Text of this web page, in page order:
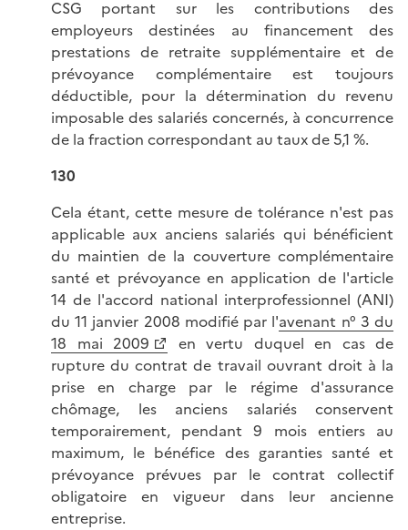
CSG portant sur les contributions des
employeurs destinées au financement des
prestations de retraite supplémentaire et de
prévoyance complémentaire est toujours
déductible, pour la détermination du revenu
imposable des salariés concernés, à concurrence
de la fraction correspondant au taux de 5,1 %.
130
Cela étant, cette mesure de tolérance n'est pas
applicable aux anciens salariés qui bénéficient
du maintien de la couverture complémentaire
santé et prévoyance en application de l'article
14 de l'accord national interprofessionnel (ANI)
du 11 janvier 2008 modifié par l'avenant n° 3 du
18 mai 2009
en vertu duquel en cas de
rupture du contrat de travail ouvrant droit à la
prise en charge par le régime d'assurance
chômage, les anciens salariés conservent
temporairement, pendant 9 mois entiers au
maximum, le bénéfice des garanties santé et
prévoyance prévues par le contrat collectif
obligatoire en vigueur dans leur ancienne
entreprise.